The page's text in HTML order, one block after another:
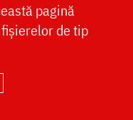
pagină
de tip